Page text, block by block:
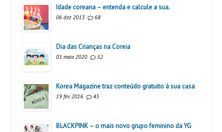
Idade coreana – entenda e calcule a sua.
06 dez 2013 68
Dia das Crianças na Coreia
05 maio 2020 52
Korea Magazine traz conteúdo gratuito à sua casa
19 fev 2016 45
BLACKPINK – o mais novo grupo feminino da YG